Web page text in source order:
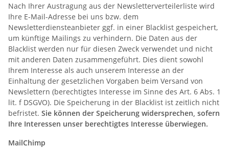
Nach Ihrer Austragung aus der Newsletterverteilerliste wird
Ihre E-Mail-Adresse bei uns bzw. dem
Newsletterdiensteanbieter ggf. in einer Blacklist gespeichert,
um künftige Mailings zu verhindern. Die Daten aus der
Blacklist werden nur für diesen Zweck verwendet und nicht
mit anderen Daten zusammengeführt. Dies dient sowohl
Ihrem Interesse als auch unserem Interesse an der
Einhaltung der gesetzlichen Vorgaben beim Versand von
Newslettern (berechtigtes Interesse im Sinne des Art. 6 Abs. 1
lit. f DSGVO). Die Speicherung in der Blacklist ist zeitlich nicht
befristet. Sie können der Speicherung widersprechen, sofern
Ihre Interessen unser berechtigtes Interesse überwiegen.
MailChimp